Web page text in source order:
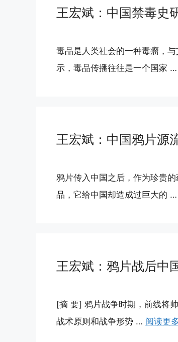
王宏斌：中国禁毒史
毒品是人类社会的一种毒瘤，
示，毒品传播往往是一个国家 …
王宏斌：中国鸦片源
鸦片传入中国之后，作为珍贵
品，它给中国却造成过巨大的 …
王宏斌：鸦片战后中
[摘 要] 鸦片战争时期，前线将
战术原则和战争形势 … 阅读更多